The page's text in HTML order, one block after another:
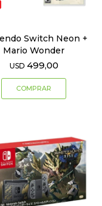
Switch Neon +
Mario Wonder
USD 499,00